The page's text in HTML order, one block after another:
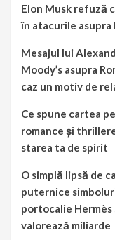
Elon Musk refuză
în atacurile asupra
Mesajul lui
Moody’s asupra
caz un motiv de
Ce spune cartea
romance și
starea ta de spirit
O simplă lipsă de
puternice
portocalie
valorează miliarde